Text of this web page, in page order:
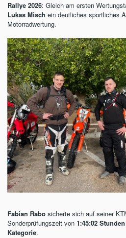
Rallye 2026: Gleich am ersten
Lukas Misch ein deutliches sportliches
Motorradwertung.
Fabian Rabo sicherte sich auf seiner
Sonderprüfungszeit von 1:45:02 Stunden
Kategorie.